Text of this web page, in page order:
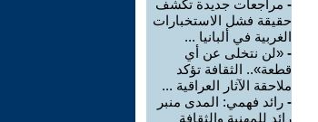
- مراجعات جديدة تكشف
حقيقة فشل الاستخبارات
الغربية في ألبانيا ...
- «لن نتخلى عن أي
قطعة».. الثقافة تؤكد
ملاحقة الآثار العراقية ...
- رائد فهمي: المدى منبر
رائد للمهنية والثقافة